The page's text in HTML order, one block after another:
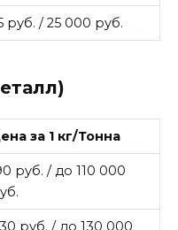
руб. / 25 000 руб.
за 1 кг/Тонна
руб. / до 110 000
руб. / до 130 000